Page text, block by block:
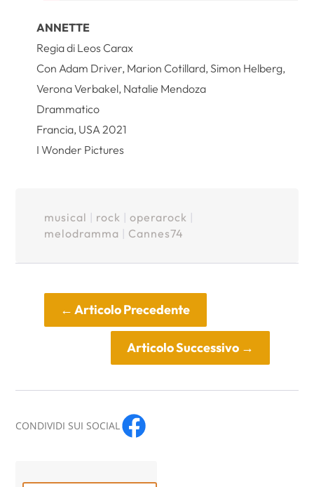
ANNETTE
Regia di Leos Carax
Con Adam Driver, Marion Cotillard, Simon Helberg,
Verona Verbakel, Natalie Mendoza
Drammatico
Francia, USA 2021
I Wonder Pictures
musical | rock | operarock |
melodramma | Cannes74
←Articolo Precedente
Articolo Successivo→
CONDIVIDI SUI SOCIAL